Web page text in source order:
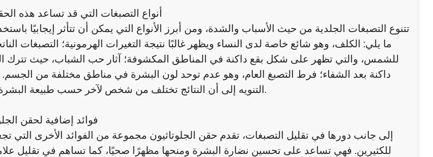
أنواع التصبغات التي قد تساعد هذه
تتنوع التصبغات الجلدية من حيث الأسباب والشدة، ومن أبرز الأنواع التي يمكن أن تتأثر إيجابيًا
ما يلي: الكلف، وهو شائع خاصة لدى النساء ويظهر غالبًا نتيجة التغيرات الهرمونية؛ التصبغات
للشمس، والتي تظهر على شكل بقع داكنة في المناطق المكشوفة؛ آثار حب الشباب، حيث تترك
داكنة بعد الشفاء؛ فرط التصبغ العام، وهو عدم توحد لون البشرة في مناطق مختلفة من
التنويه إلى أن النتائج تختلف من شخص لآخر حسب طبيعة البشرة وسبب التصبغ.
فوائد إضافية لحقن
إلى جانب دورها في تقليل التصبغات، تقدم حقن الجلوتاثيون مجموعة من الفوائد الأخرى التي
للكثيرين. فهي تساعد على تحسين نضارة البشرة ومنحها مظهرًا صحيًا، كما تساهم في تقليل